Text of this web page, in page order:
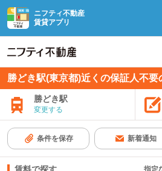
ニフティ不動産
賃貸アプリ
勝どき駅(東京都)近くの保証人不要
勝どき駅
変更する
条件を保存 新着通知
指定